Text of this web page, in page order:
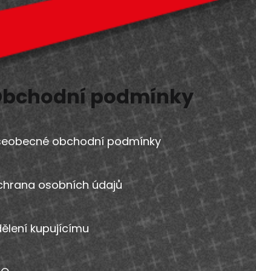
podmínky
obchodní podmínky
osobních údajů
kupujícímu